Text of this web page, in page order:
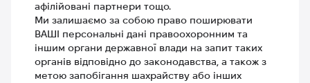
афілійовані партнери тощо.
Ми залишаємо за собою право поширювати
ВАШІ персональні дані правоохоронним та
іншим органи державної влади на запит таких
органів відповідно до законодавства, а також з
метою запобігання шахрайству або інших